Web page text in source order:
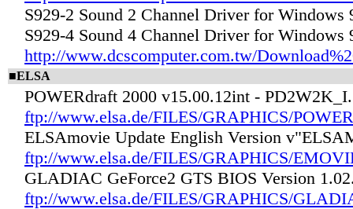
S929-2 Sound 2 Channel Driver for Windows
S929-4 Sound 4 Channel Driver for Windows
http://www.dcscomputer.com.tw/
■ELSA
POWERdraft 2000 v15.00.12int -
ftp://www.elsa.de/FILES/GRAPHICS/
ELSAmovie Update English Version
ftp://www.elsa.de/FILES/GRAPHICS/
GLADIAC GeForce2 GTS BIOS Version
ftp://www.elsa.de/FILES/GRAPHICS/